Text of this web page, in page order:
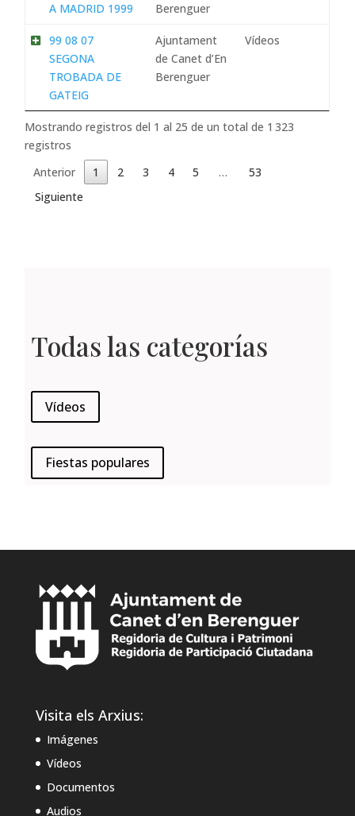
A MADRID 1999
Berenguer
99 08 07
SEGONA
TROBADA DE
GATEIG
Ajuntament
de Canet d’En
Berenguer
Vídeos
Mostrando registros del 1 al 25 de un total de 1 323
registros
Anterior
1 2 3 4 5 …
53
Siguiente
Todas las categorías
Vídeos
Fiestas populares
Visita els Arxius:
Imágenes
Vídeos
Documentos
Audios